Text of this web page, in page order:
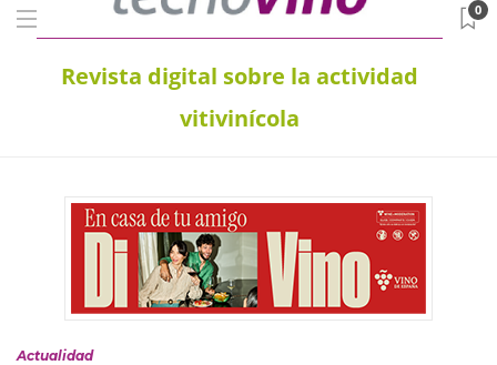
Revista digital sobre la actividad
vitivinícola
0
Actualidad